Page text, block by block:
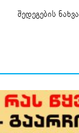
შედეგების ნახვა